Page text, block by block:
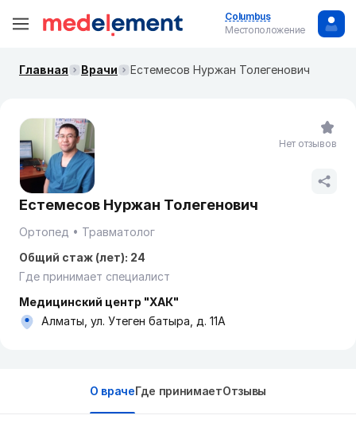
Columbus
Местоположение
Главная Врачи Естемесов Нуржан Толегенович
Естемесов Нуржан Толегенович
Ортопед
Травматолог
Общий стаж (лет): 24
Где принимает специалист
Медицинский центр "ХАК"
Алматы, ул. Утеген батыра, д. 11А
Нет отзывов
О врачеГде принимаетОтзывы